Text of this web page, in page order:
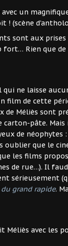
un
(scène
sont aux prises
Rien que
ne laisse
film de cette
de Méliès sont
carton-pâte.
de
que le
les films
de rue…). Il
sérieusement
du grand rapide.
Méliès avec les